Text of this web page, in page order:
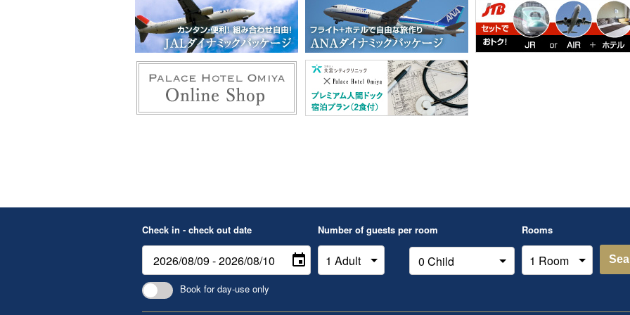
Check in - check out date Number of guests per room Rooms
Book for day-use only